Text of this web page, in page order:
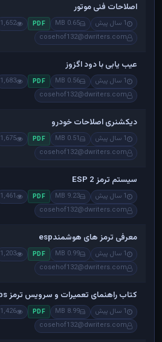
اصلاحات فنی موتور
1 سال پیش 0.65 MB
PDF
1,652
cosehof132@dwriters.com
عیب یابی با دود اگزوز
1 سال پیش 0.56 MB
PDF
1,683
cosehof132@dwriters.com
دیکشنری اصلاحات خودرو
1 سال پیش 0.51 MB
PDF
1,675
cosehof132@dwriters.com
سیستم ترمز ESP 2
1 سال پیش 9.23 MB
PDF
1,461
cosehof132@dwriters.com
معرفی ترمز های هوشمندesp
1 سال پیش 0.99 MB
PDF
1,203
cosehof132@dwriters.com
کتاب راهنمای تعمیرات و سرویس ترمز absایرانخودرو
1 سال پیش 8.99 MB
PDF
1,426
cosehof132@dwriters.com